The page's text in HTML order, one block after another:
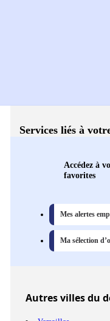
Services liés à
Accédez à
favorites
Mes alertes
Ma sélection
Autresvillesdu